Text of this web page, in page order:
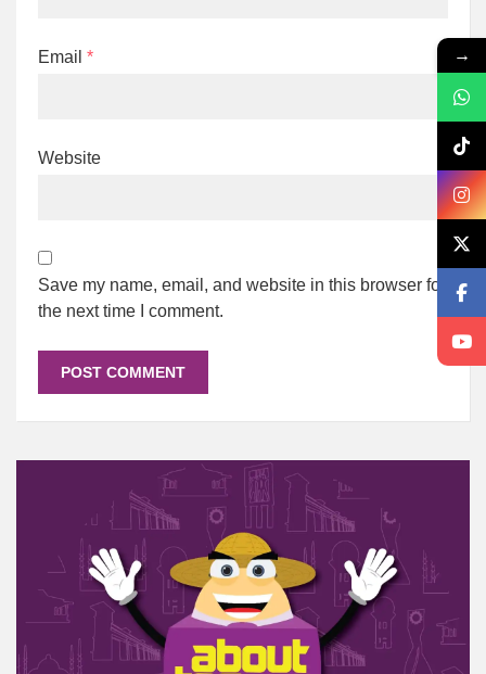
Email *
Website
Save my name, email, and website in this browser for
the next time I comment.
→